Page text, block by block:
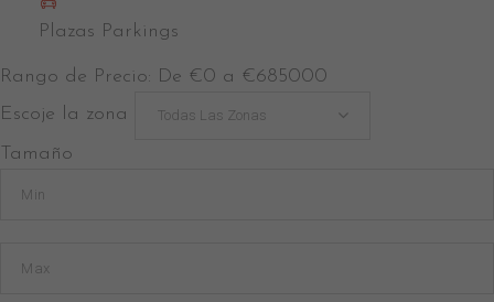
Plazas Parkings
Rango de Precio: De €0 a €685000
Escoje la zona
Todas Las Zonas
Tamaño